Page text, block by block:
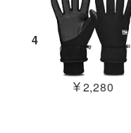
4
￥2,280